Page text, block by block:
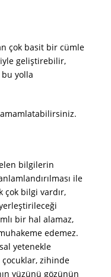
çok basit bir cümle
geliştirebilir,
yolla
bilgilerin
ile
çok bilgi vardır,
bir hal alamaz,
edemez.
yetenekle
zihinde
yüzünü gözünün